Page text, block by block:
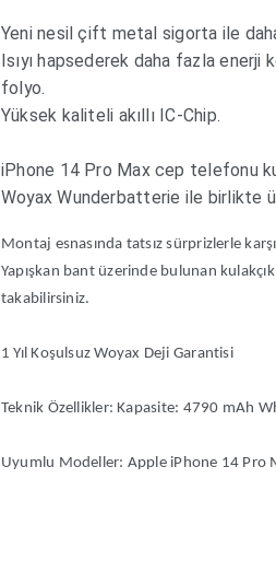
Yeni nesil çift metal sigorta ile
Isıyı hapsederek daha fazla enerji
folyo.
Yüksek kaliteli akıllı IC-Chip.
iPhone 14 Pro Max cep telefonu
Woyax Wunderbatterie ile birlikte
Montaj esnasında tatsız sürprizlerle
Yapışkan bant üzerinde bulunan
takabilirsiniz.
1 Yıl Koşulsuz Woyax Deji Garantisi
Teknik Özellikler: Kapasite: 4790 mAh
Uyumlu Modeller: Apple iPhone 14 Pro